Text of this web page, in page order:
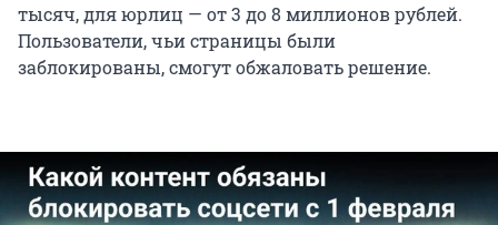
тысяч, для юрлиц — от 3 до 8 миллионов рублей.
Пользователи, чьи страницы были
заблокированы, смогут обжаловать решение.